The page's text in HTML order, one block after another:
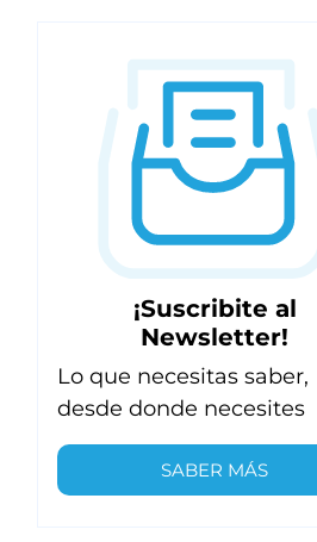
¡Suscribite al
Newsletter!
Lo que necesitas saber,
desde donde necesites
SABER MÁS